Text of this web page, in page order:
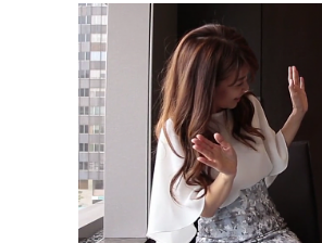
프라자호텔